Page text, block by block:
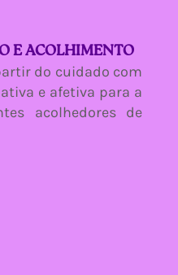
E ACOLHIMENTO
do cuidado com
e afetiva para a
acolhedores de